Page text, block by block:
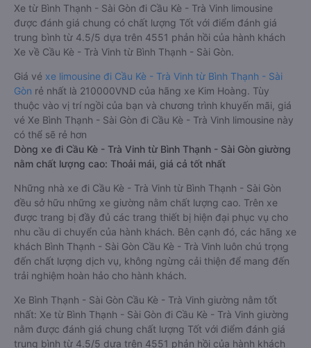
Xe từ Bình Thạnh - Sài Gòn đi Cầu Kè - Trà Vinh limousine
được đánh giá chung có chất lượng Tốt với điểm đánh giá
trung bình từ 4.5/5 dựa trên 4551 phản hồi của hành khách
Xe về Cầu Kè - Trà Vinh từ Bình Thạnh - Sài Gòn.
Giá vé xe limousine đi Cầu Kè - Trà Vinh từ Bình Thạnh - Sài
Gòn rẻ nhất là 210000VND của hãng xe Kim Hoàng. Tùy
thuộc vào vị trí ngồi của bạn và chương trình khuyến mãi, giá
vé Xe Bình Thạnh - Sài Gòn đi Cầu Kè - Trà Vinh limousine này
có thể sẽ rẻ hơn
Dòng xe đi Cầu Kè - Trà Vinh từ Bình Thạnh - Sài Gòn giường
nằm chất lượng cao: Thoải mái, giá cả tốt nhất
Những nhà xe đi Cầu Kè - Trà Vinh từ Bình Thạnh - Sài Gòn
đều sở hữu những xe giường nằm chất lượng cao. Trên xe
được trang bị đầy đủ các trang thiết bị hiện đại phục vụ cho
nhu cầu di chuyển của hành khách. Bên cạnh đó, các hãng xe
khách Bình Thạnh - Sài Gòn Cầu Kè - Trà Vinh luôn chú trọng
đến chất lượng dịch vụ, không ngừng cải thiện để mang đến
trải nghiệm hoàn hảo cho hành khách.
Xe Bình Thạnh - Sài Gòn Cầu Kè - Trà Vinh giường nằm tốt
nhất: Xe từ Bình Thạnh - Sài Gòn đi Cầu Kè - Trà Vinh giường
nằm được đánh giá chung chất lượng Tốt với điểm đánh giá
trung bình từ 4.5/5 dựa trên 4551 phản hồi của hành khách